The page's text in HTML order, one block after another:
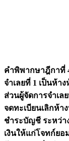
คำพิพากษาฎีกาที่
จำเลยที่ 1 เป็นห้
ส่วนผู้จัดการจำเ
จดทะเบียนเลิกห้า
ชำระบัญชี ระหว่า
เงินให้แก่โจทก์ยอ